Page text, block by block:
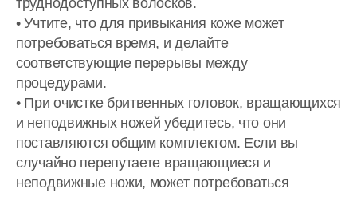
труднодоступных волосков.
• Учтите, что для привыкания коже может
потребоваться время, и делайте
соответствующие перерывы между
процедурами.
• При очистке бритвенных головок, вращающихся
и неподвижных ножей убедитесь, что они
поставляются общим комплектом. Если вы
случайно перепутаете вращающиеся и
неподвижные ножи, может потребоваться